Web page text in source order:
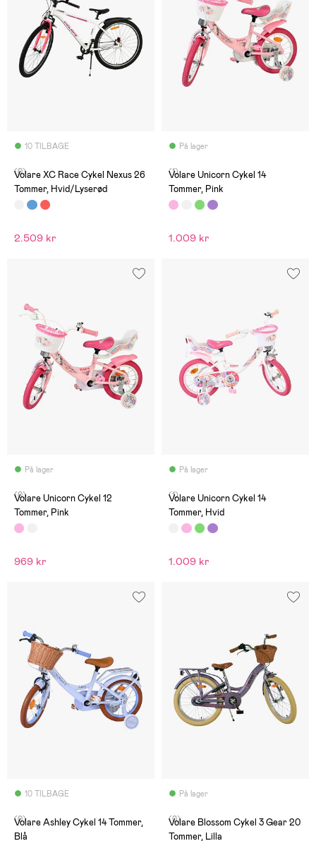
10 TILBAGE
(0)
Volare XC Race Cykel Nexus 26
Tommer, Hvid/Lyserød
2.509 kr
På lager
(1)
Volare Unicorn Cykel 14
Tommer, Pink
1.009 kr
På lager
(0)
Volare Unicorn Cykel 12
Tommer, Pink
969 kr
På lager
(1)
Volare Unicorn Cykel 14
Tommer, Hvid
1.009 kr
10 TILBAGE
(0)
Volare Ashley Cykel 14 Tommer,
Blå
På lager
(0)
Volare Blossom Cykel 3 Gear 20
Tommer, Lilla